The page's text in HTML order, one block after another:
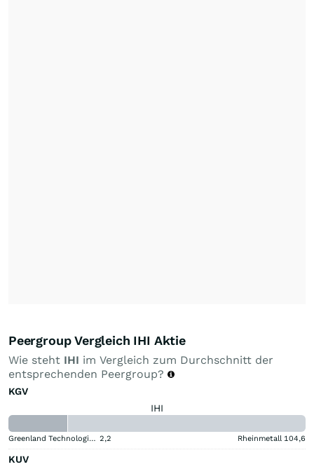
Peergroup Vergleich IHI Aktie
Wie steht IHI im Vergleich zum Durchschnitt der
entsprechenden Peergroup?
KGV
IHI
Greenland Technologies Holding 2,2 Rheinmetall 104,6
KUV